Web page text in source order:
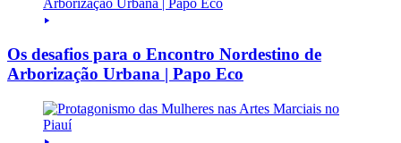
Os desafios para o Encontro Nordestino de
Arborização Urbana | Papo Eco